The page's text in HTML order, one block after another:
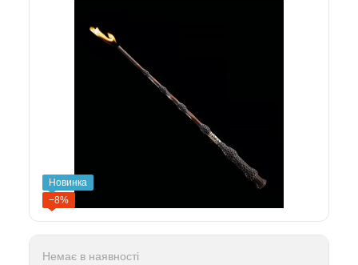
Новинка
−8%
Немає в наявності